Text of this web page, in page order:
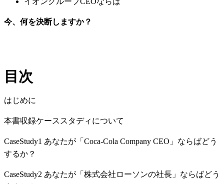
今、何を決断しますか？
目次
はじめに
本書収録ケーススタディについて
CaseStudy1 あなたが「Coca-Cola Company CEO」ならばどう
するか？
CaseStudy2 あなたが「株式会社ローソンの社長」ならばどう